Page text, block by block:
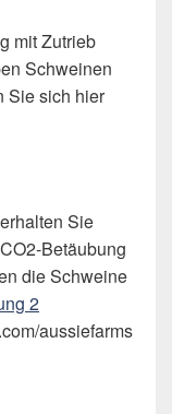
mit Zutrieb
Schweinen
Sie sich hier
Sie
Betäubung
die Schweine
2
aussiefarms